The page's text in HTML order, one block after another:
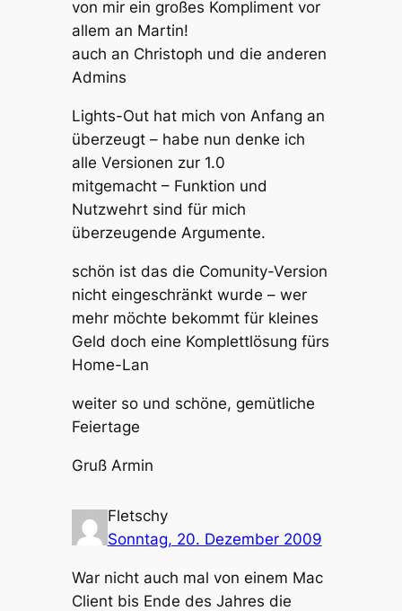
von mir ein großes Kompliment vor
allem an Martin!
auch an Christoph und die anderen
Admins
Lights-Out hat mich von Anfang an
überzeugt – habe nun denke ich
alle Versionen zur 1.0
mitgemacht – Funktion und
Nutzwehrt sind für mich
überzeugende Argumente.
schön ist das die Comunity-Version
nicht eingeschränkt wurde – wer
mehr möchte bekommt für kleines
Geld doch eine Komplettlösung fürs
Home-Lan
weiter so und schöne, gemütliche
Feiertage
Gruß Armin
Fletschy
Sonntag, 20. Dezember 2009
War nicht auch mal von einem Mac
Client bis Ende des Jahres die